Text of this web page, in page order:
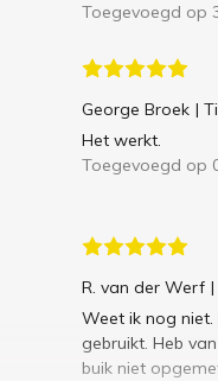
Toegevoegd op
George Broek |
Het werkt.
Toegevoegd op
R. van der Werf
Weet ik nog
gebruikt. Heb
buik niet